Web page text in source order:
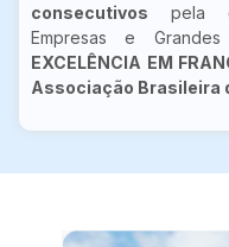
consecutivos pela
Empresas e
EXCELÊNCIA EM
Associação Brasileira